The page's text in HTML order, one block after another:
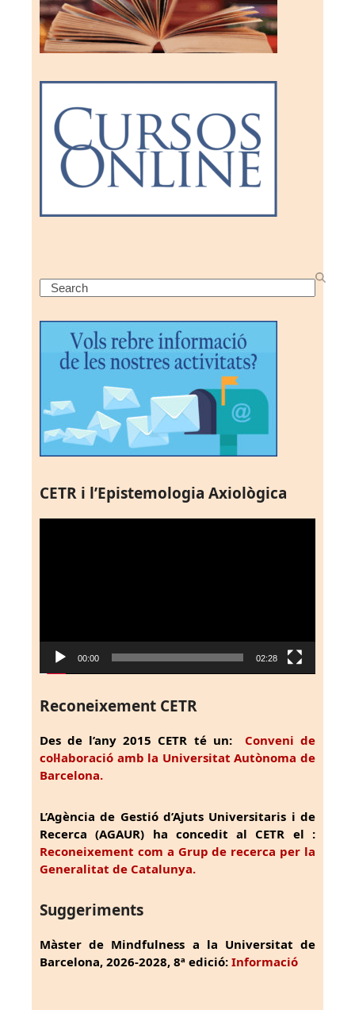
Search
CETR i l’Epistemologia Axiològica
00:00 02:28
Reconeixement CETR
Des de l’any 2015 CETR té un: Conveni de
col·laboració amb la Universitat Autònoma de
Barcelona.
L’Agència de Gestió d’Ajuts Universitaris i de
Recerca (AGAUR) ha concedit al CETR el :
Reconeixement com a Grup de recerca per la
Generalitat de Catalunya.
Suggeriments
Màster de Mindfulness a la Universitat de
Barcelona, 2026-2028, 8ª edició: Informació